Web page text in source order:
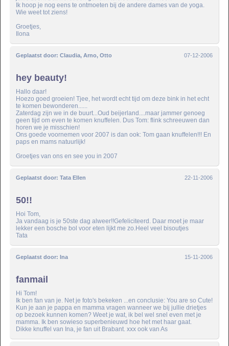
Ik hoop je nog eens te ontmoeten bij de andere dames van de yoga.
Wie weet tot ziens!
Groetjes,
Ilona
07-12-2006
Geplaatst door: Claudia, Arno, Otto
hey beauty!
Hallo daar!
Hoezo goed groeien! Tjee, het wordt echt tijd om deze bink in het echt
te komen bewonderen......
Zaterdag zijn we in de buurt...Oud beijerland....maar jammer genoeg
geen tijd om even te komen knuffelen. Dus Tom: flink schreeuwen dan
horen we je misschien!
Ons goede voornemen voor 2007 is dan ook: Tom gaan knuffelen!!! En
paps en mams natuurlijk!
Groetjes van ons en see you in 2007
22-11-2006
Geplaatst door: Tata Ellen
50!!
Hoi Tom,
Ja vandaag is je 50ste dag alweer!!Gefeliciteerd. Daar moet je maar
lekker een bosche bol voor eten lijkt me zo.Heel veel bisoutjes
Tata
15-11-2006
Geplaatst door: Ina
fanmail
Hi Tom!
Ik ben fan van je. Net je foto's bekeken ...en conclusie: You are so Cute!
Kun je aan je pappa en mamma vragen wanneer we bij jullie drietjes
op bezoek kunnen komen? Weet je wat, ik bel wel snel even met je
mamma. Ik ben sowieso superbenieuwd hoe het met haar gaat.
Dikke knuffel van Ina, je fan uit Brabant. xxx ook van As